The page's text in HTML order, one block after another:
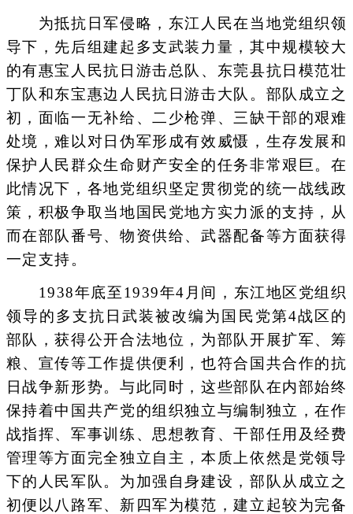
为抵抗日军侵略，东江人民在当地党组织领
导下，先后组建起多支武装力量，其中规模较大
的有惠宝人民抗日游击总队、东莞县抗日模范壮
丁队和东宝惠边人民抗日游击大队。部队成立之
初，面临一无补给、二少枪弹、三缺干部的艰难
处境，难以对日伪军形成有效威慑，生存发展和
保护人民群众生命财产安全的任务非常艰巨。在
此情况下，各地党组织坚定贯彻党的统一战线政
策，积极争取当地国民党地方实力派的支持，从
而在部队番号、物资供给、武器配备等方面获得
一定支持。
1938年底至1939年4月间，东江地区党组织
领导的多支抗日武装被改编为国民党第4战区的
部队，获得公开合法地位，为部队开展扩军、筹
粮、宣传等工作提供便利，也符合国共合作的抗
日战争新形势。与此同时，这些部队在内部始终
保持着中国共产党的组织独立与编制独立，在作
战指挥、军事训练、思想教育、干部任用及经费
管理等方面完全独立自主，本质上依然是党领导
下的人民军队。为加强自身建设，部队从成立之
初便以八路军、新四军为模范，建立起较为完备